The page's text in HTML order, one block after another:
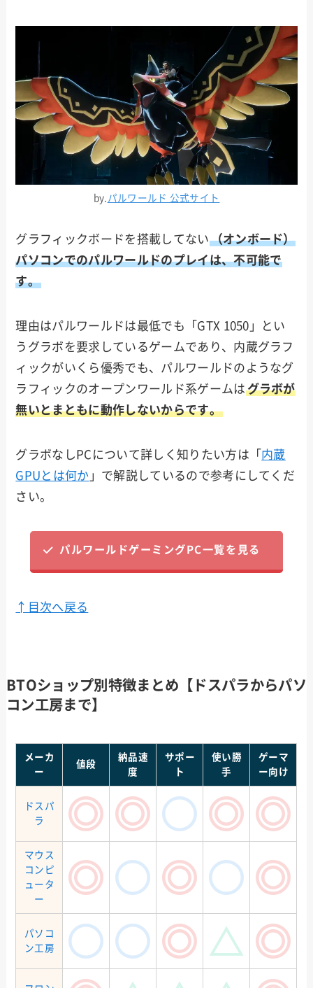
by. パルワールド 公式サイト
グラフィックボードを搭載してない （オンボード）
パソコンでのパルワールドのプレイは、不可能で
す。
理由はパルワールドは最低でも「GTX 1050」とい
うグラボを要求しているゲームであり、内蔵グラフ
ィックがいくら優秀でも、パルワールドのようなグ
ラフィックのオープンワールド系ゲームは グラボが
無いとまともに動作しないからです。
グラボなしPCについて詳しく知りたい方は「 内蔵
GPUとは何か 」で解説しているので参考にしてくだ
さい。
パルワールドゲーミングPC一覧を見る
↑目次へ戻る
BTOショップ別特徴まとめ【ドスパラからパソ
コン工房まで】
メーカ
ー
値段
納品速
度
サポー
ト
使い勝
手
ゲーマ
ー向け
ドスパ
ラ
マウス
コンピ
ュータ
ー
パソコ
ン工房